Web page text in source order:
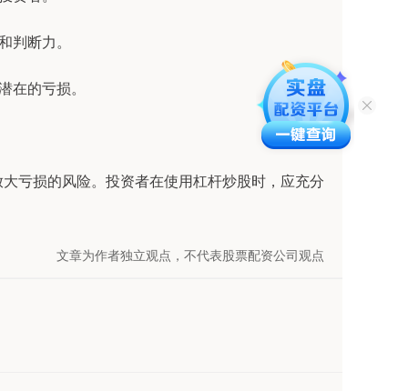
断力。
的亏损。
亏损的风险。投资者在使用杠杆炒股时，应充分
文章为作者独立观点，不代表股票配资公司观点